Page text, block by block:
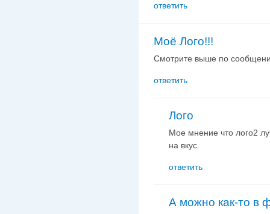
ответить
Моё Лого!!!
Смотрите выше по
ответить
Лого
Мое мнение что лого2
на вкус.
ответить
А можно как-то в